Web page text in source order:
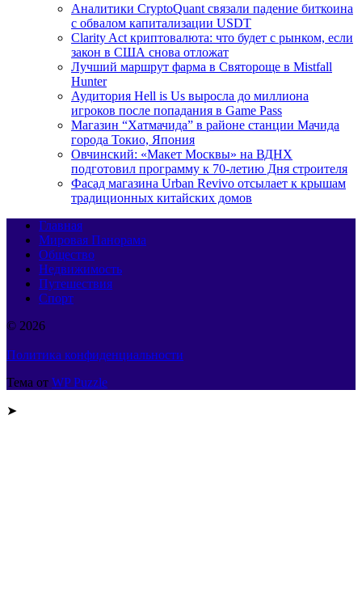
Аналитики CryptoQuant связали падение биткоина
с обвалом капитализации USDT
Clarity Act криптовалюта: что будет с рынком, если
закон в США снова отложат
Лучший маршрут фарма в Святороще в Mistfall
Hunter
Аудитория Hell is Us выросла до миллиона
игроков после попадания в Game Pass
Магазин “Хатмачида” в районе станции Мачида
города Токио, Япония
Овчинский: «Макет Москвы» на ВДНХ
подготовил программу к 70-летию Дня строителя
Фасад магазина Urban Revivo отсылает к крышам
традиционных китайских домов
Главная
Мировая Панорама
Общество
Недвижимость
Путешествия
Спорт
© 2026
Политика конфиденциальности
Тема от WP Puzzle
➤